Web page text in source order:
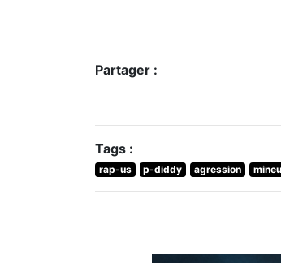
Partager :
Tags :
rap-us p-diddy agression